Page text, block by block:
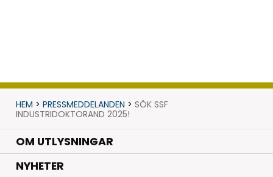
HEM > PRESSMEDDELANDEN > SÖK SSF
INDUSTRIDOKTORAND 2025!
OM UTLYSNINGAR
NYHETER.